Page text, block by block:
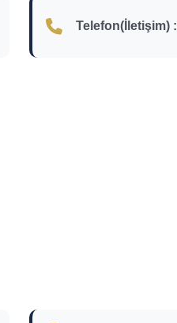
Telefon(İletişim) :